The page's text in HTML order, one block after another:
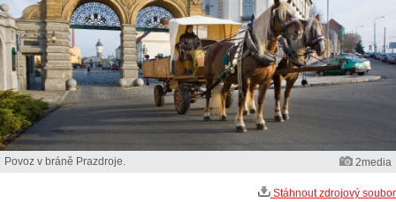
Povoz v bráně Prazdroje. 2media
Stáhnout zdrojový soubor